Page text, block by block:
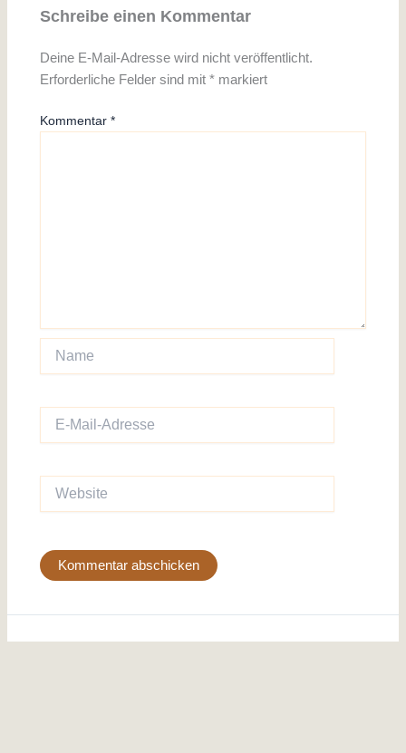
Schreibe einen Kommentar
Deine E-Mail-Adresse wird nicht veröffentlicht.
Erforderliche Felder sind mit* markiert
Kommentar*
Name
Mail-